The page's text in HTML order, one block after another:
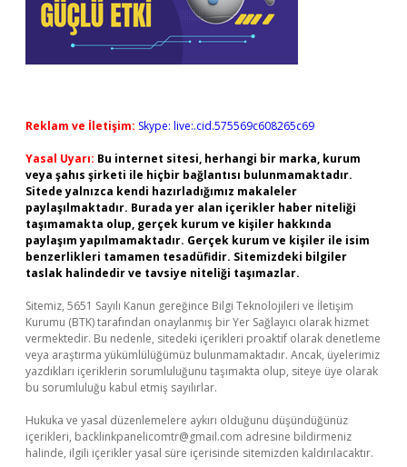
Reklam ve İletişim: Skype: live:.cid.575569c608265c69
Yasal Uyarı: Bu internet sitesi, herhangi bir marka, kurum
veya şahıs şirketi ile hiçbir bağlantısı bulunmamaktadır.
Sitede yalnızca kendi hazırladığımız makaleler
paylaşılmaktadır. Burada yer alan içerikler haber niteliği
taşımamakta olup, gerçek kurum ve kişiler hakkında
paylaşım yapılmamaktadır. Gerçek kurum ve kişiler ile isim
benzerlikleri tamamen tesadüfidir. Sitemizdeki bilgiler
taslak halindedir ve tavsiye niteliği taşımazlar.
Sitemiz, 5651 Sayılı Kanun gereğince Bilgi Teknolojileri ve İletişim
Kurumu (BTK) tarafından onaylanmış bir Yer Sağlayıcı olarak hizmet
vermektedir. Bu nedenle, sitedeki içerikleri proaktif olarak denetleme
veya araştırma yükümlülüğümüz bulunmamaktadır. Ancak, üyelerimiz
yazdıkları içeriklerin sorumluluğunu taşımakta olup, siteye üye olarak
bu sorumluluğu kabul etmiş sayılırlar.
Hukuka ve yasal düzenlemelere aykırı olduğunu düşündüğünüz
içerikleri, backlinkpanelicomtr@gmail.com adresine bildirmeniz
halinde, ilgili içerikler yasal süre içerisinde sitemizden kaldırılacaktır.